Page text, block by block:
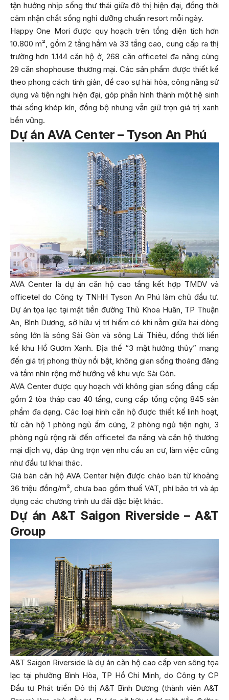
tận hưởng nhịp sống thư thái giữa đô thị hiện đại, đồng thời
cảm nhận chất sống nghỉ dưỡng chuẩn resort mỗi ngày.
Happy One Mori được quy hoạch trên tổng diện tích hơn
10.800 m², gồm 2 tầng hầm và 33 tầng cao, cung cấp ra thị
trường hơn 1.144 căn hộ ở, 268 căn officetel đa năng cùng
29 căn shophouse thương mại. Các sản phẩm được thiết kế
theo phong cách tinh giản, đề cao sự hài hòa, công năng sử
dụng và tiện nghi hiện đại, góp phần hình thành một hệ sinh
thái sống khép kín, đồng bộ nhưng vẫn giữ trọn giá trị xanh
bền vững.
Dự án AVA Center – Tyson An Phú
AVA Center là dự án căn hộ cao tầng kết hợp TMDV và
officetel do Công ty TNHH Tyson An Phú làm chủ đầu tư.
Dự án tọa lạc tại mặt tiền đường Thủ Khoa Huân, TP Thuận
An, Bình Dương, sở hữu vị trí hiếm có khi nằm giữa hai dòng
sông lớn là sông Sài Gòn và sông Lái Thiêu, đồng thời liền
kề khu Hồ Gươm Xanh. Địa thế “3 mặt hướng thủy” mang
đến giá trị phong thủy nổi bật, không gian sống thoáng đãng
và tầm nhìn rộng mở hướng về khu vực Sài Gòn.
AVA Center được quy hoạch với không gian sống đẳng cấp
gồm 2 tòa tháp cao 40 tầng, cung cấp tổng cộng 845 sản
phẩm đa dạng. Các loại hình căn hộ được thiết kế linh hoạt,
từ căn hộ 1 phòng ngủ ấm cúng, 2 phòng ngủ tiện nghi, 3
phòng ngủ rộng rãi đến officetel đa năng và căn hộ thương
mại dịch vụ, đáp ứng trọn vẹn nhu cầu an cư, làm việc cũng
như đầu tư khai thác.
Giá bán căn hộ AVA Center hiện được chào bán từ khoảng
36 triệu đồng/m², chưa bao gồm thuế VAT, phí bảo trì và áp
dụng các chương trình ưu đãi đặc biệt khác.
Dự án A&T Saigon Riverside – A&T
Group
A&T Saigon Riverside là dự án căn hộ cao cấp ven sông tọa
lạc tại phường Bình Hòa, TP Hồ Chí Minh, do Công ty CP
Đầu tư Phát triển Đô thị A&T Bình Dương (thành viên A&T